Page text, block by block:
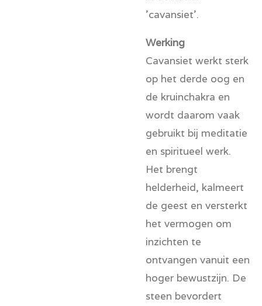
'cavansiet'.
Werking
Cavansiet werkt sterk
op het derde oog en
de kruinchakra en
wordt daarom vaak
gebruikt bij meditatie
en spiritueel werk.
Het brengt
helderheid, kalmeert
de geest en versterkt
het vermogen om
inzichten te
ontvangen vanuit een
hoger bewustzijn. De
steen bevordert